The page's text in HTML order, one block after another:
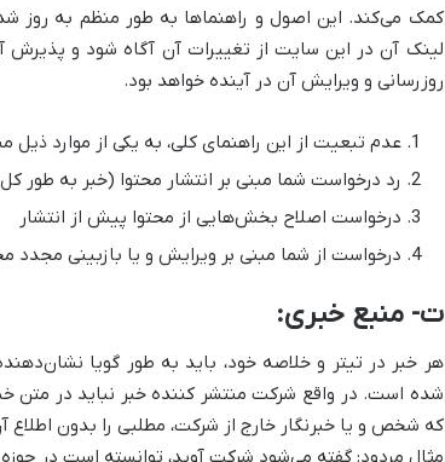
کمک می‌کند. این اصول و راهنماها به طور منظم به روز
لینک آن در این سایت از تغییرات آن آگاه شود و
روزرسانی و ویرایش آن در آینده خواهد بود.
عدم تبعیت از این راهنمای کلی، به یکی از موارد ذیل
رد درخواست شما مبنی بر انتشار محتوا (خبر به طور
درخواست اصلاح بخش‌هایی از محتوا پیش از انتشار
درخواست از شما مبنی بر ویرایش و یا بازبینی مجدد
ت- منبع خبری:
هر خبر در تیتر و خلاصه خود، باید به طور گویا
شده است. در واقع شرکت منتشر کننده خبر نباید در متن
که شخص و یا خبرنگار خارج از شرکت، مطلبی را بدون
مثال مردود: گفته می‌شود شرکت آوید، توانسته است در